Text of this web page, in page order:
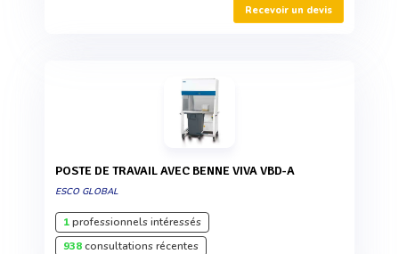
Recevoir un devis
POSTE DE TRAVAIL AVEC BENNE VIVA VBD-A
ESCO GLOBAL
1professionnels intéressés
938consultations récentes